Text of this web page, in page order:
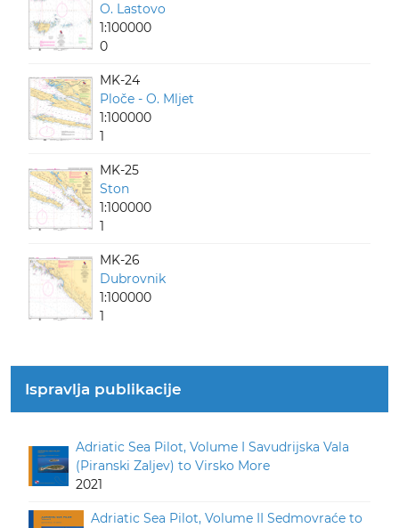
O. Lastovo
1:100000
0
MK-24
Ploče - O. Mljet
1:100000
1
MK-25
Ston
1:100000
1
MK-26
Dubrovnik
1:100000
1
Ispravlja publikacije
Adriatic Sea Pilot, Volume I Savudrijska Vala
(Piranski Zaljev) to Virsko More
2021
Adriatic Sea Pilot, Volume II Sedmovraće to